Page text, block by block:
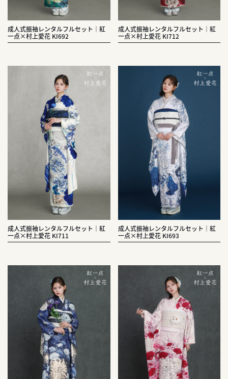
成人式振袖レンタルフルセット｜紅
一点×村上愛花 KI692
成人式振袖レンタルフルセット｜紅
一点×村上愛花 KI712
成人式振袖レンタルフルセット｜紅
一点×村上愛花 KI711
成人式振袖レンタルフルセット｜紅
一点×村上愛花 KI693